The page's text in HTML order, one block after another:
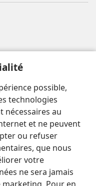
possible,
technologies
nécessaires au
et ne peuvent
ou refuser
que nous
votre
ne sera jamais